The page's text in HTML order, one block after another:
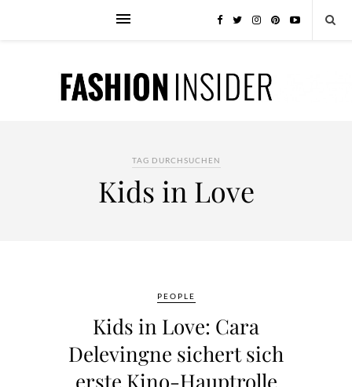
TAG DURCHSUCHEN
Kids in Love
PEOPLE
Kids in Love: Cara
Delevingne sichert sich
erste Kino-Hauptrolle